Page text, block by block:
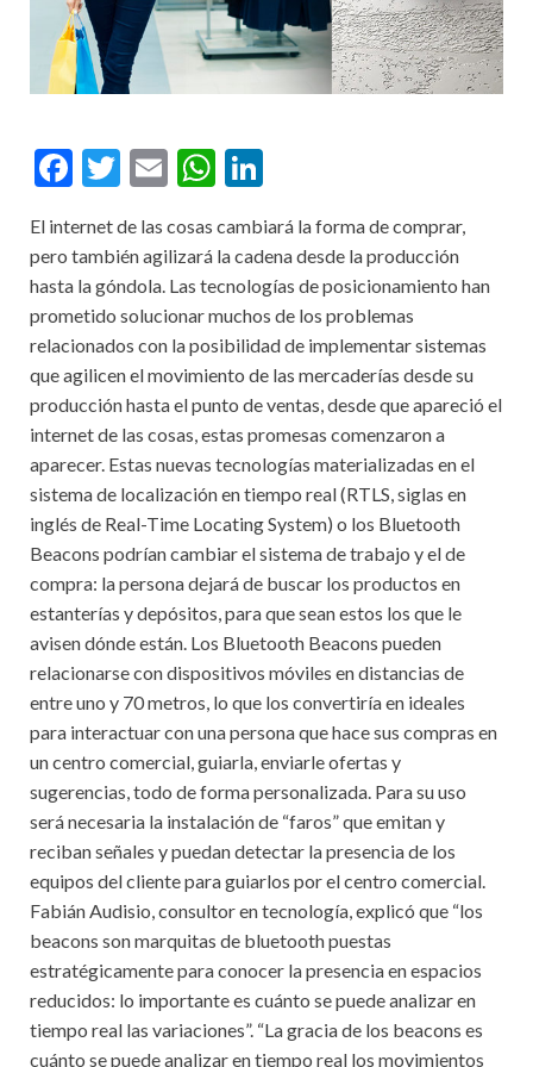
F
e
b
o
o
k
T
itt
er
E
ai
l
W
at
s
A
p
p
ke
dI
n
El internet de las cosas cambiará la forma de comprar,
pero también agilizará la cadena desde la producción
hasta la góndola. Las tecnologías de posicionamiento han
prometido solucionar muchos de los problemas
relacionados con la posibilidad de implementar sistemas
que agilicen el movimiento de las mercaderías desde su
producción hasta el punto de ventas, desde que apareció el
internet de las cosas, estas promesas comenzaron a
aparecer. Estas nuevas tecnologías materializadas en el
sistema de localización en tiempo real (RTLS, siglas en
inglés de Real-Time Locating System) o los Bluetooth
Beacons podrían cambiar el sistema de trabajo y el de
compra: la persona dejará de buscar los productos en
estanterías y depósitos, para que sean estos los que le
avisen dónde están. Los Bluetooth Beacons pueden
relacionarse con dispositivos móviles en distancias de
entre uno y 70 metros, lo que los convertiría en ideales
para interactuar con una persona que hace sus compras en
un centro comercial, guiarla, enviarle ofertas y
sugerencias, todo de forma personalizada. Para su uso
será necesaria la instalación de “faros” que emitan y
reciban señales y puedan detectar la presencia de los
equipos del cliente para guiarlos por el centro comercial.
Fabián Audisio, consultor en tecnología, explicó que “los
beacons son marquitas de bluetooth puestas
estratégicamente para conocer la presencia en espacios
reducidos: lo importante es cuánto se puede analizar en
tiempo real las variaciones”. “La gracia de los beacons es
cuánto se puede analizar en tiempo real los movimientos